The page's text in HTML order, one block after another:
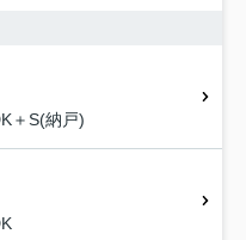
＋S(納戸)